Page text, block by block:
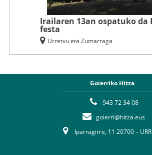
Irailaren 13an ospatuko da
festa
Urretxu eta Zumarraga
Goierriko Hitza
943 72 34 08
goierri@hitza.eus
Iparragirre, 11 20700 –